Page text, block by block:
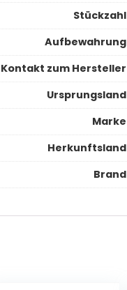
Stückzahl
Aufbewahrung
Kontakt zum Hersteller
Ursprungsland
Marke
Herkunftsland
Brand